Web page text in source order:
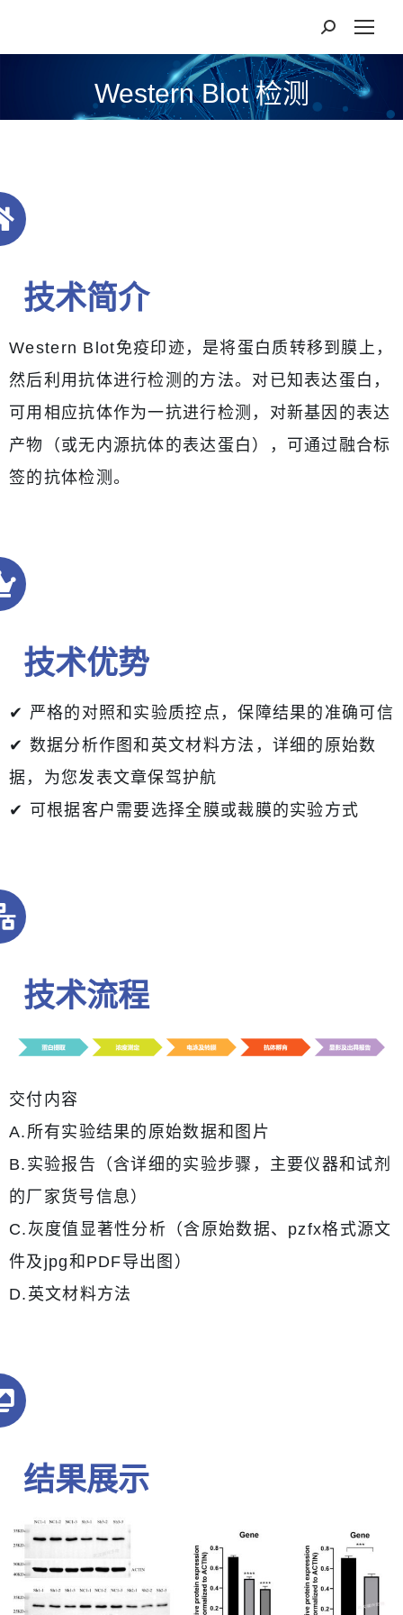
Western Blot 检测
技术简介
Western Blot免疫印迹，是将蛋白质转移到膜上，
然后利用抗体进行检测的方法。对已知表达蛋白，
可用相应抗体作为一抗进行检测，对新基因的表达
产物（或无内源抗体的表达蛋白），可通过融合标
签的抗体检测。
技术优势
✔ 严格的对照和实验质控点，保障结果的准确可信
✔ 数据分析作图和英文材料方法，详细的原始数
据，为您发表文章保驾护航
✔ 可根据客户需要选择全膜或裁膜的实验方式
技术流程
交付内容
A.所有实验结果的原始数据和图片
B.实验报告（含详细的实验步骤，主要仪器和试剂
的厂家货号信息）
C.灰度值显著性分析（含原始数据、pzfx格式源文
件及jpg和PDF导出图）
D.英文材料方法
结果展示